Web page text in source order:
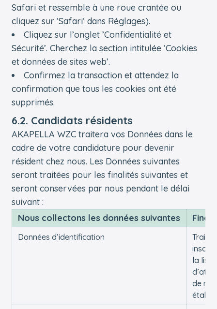
Safari et ressemble à une roue crantée ou
cliquez sur ’Safari’ dans Réglages).
Cliquez sur l’onglet ’Confidentialité et
Sécurité’. Cherchez la section intitulée ’Cookies
et données de sites web’.
Confirmez la transaction et attendez la
confirmation que tous les cookies ont été
supprimés.
6.2. Candidats résidents
AKAPELLA WZC traitera vos Données dans le
cadre de votre candidature pour devenir
résident chez nous. Les Données suivantes
seront traitées pour les finalités suivantes et
seront conservées par nous pendant le délai
suivant :
Nous collectons les données suivantes
Données d’identification
la liste
de nos